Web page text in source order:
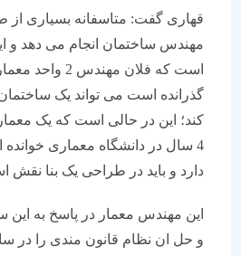
قهاری گفت: متاسفانه بسیاری از طرح
مهندس ساختمان انجام می دهد و این
است که فلان مهندس 2 واحد
گذرانده
کند؛ این در حالی است که یک معمار به
4 سال در دانشگاه معماری خوانده
دارد و باید در طراحی یک بنا نقش اساسی
این مهندس معمار در پاسخ به این سوال
و حل ان نظام قانون مندی را در